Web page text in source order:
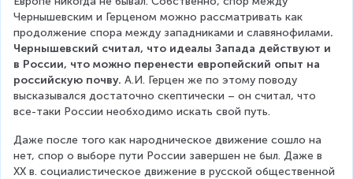
Чернышевским и Герценом можно рассматривать как
продолжение спора между западниками и славянофилами.
Чернышевский считал, что идеалы Запада действуют и
в России, что можно перенести европейский опыт на
российскую почву. А.И. Герцен же по этому поводу
высказывался достаточно скептически – он считал, что
все-таки России необходимо искать свой путь.
Даже после того как народническое движение сошло на
нет, спор о выборе пути России завершен не был. Даже в
XX в. социалистическое движение в русской общественной